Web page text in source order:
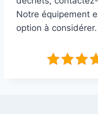
Notre équipement
option à considérer.